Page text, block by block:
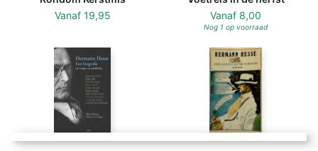
Vanaf 19,95
Vanaf 8,00
Nog 1 op voorraad